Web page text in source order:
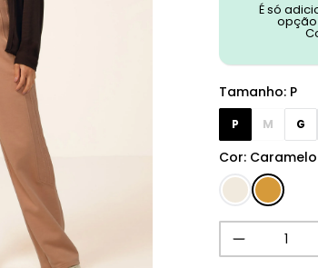
É só
opção
Cor: Caramelo
Tamanho: P
P M G